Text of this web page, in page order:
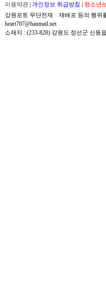
이용약관 개인정보 취급방침 청소년
강원포토 무단전재ㆍ재배포 등의 행위
heart707@hanmail.net
소재지 : (233-828) 강원도 정선군 신동